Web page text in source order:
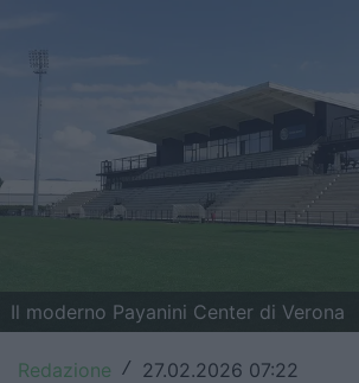
Internazionale
United Rugby Championship
Top14
Champions Cup
Challenge Cup
Il moderno Payanini Center di Verona
Redazione / 27.02.2026 07:22